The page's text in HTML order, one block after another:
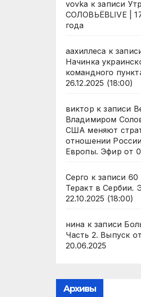
vovka к записи
СОЛОВЬЁВLIVE |
года
аахиллеса к
Начинка
командного
26.12.2025 (18:00)
виктор к записи
Владимиром
США меняют
отношении
Европы. Эфир от
Серго к записи 60
Теракт в Сербии.
22.10.2025 (18:00)
нина к записи
Часть 2. Выпуск от
20.06.2025
Архивы